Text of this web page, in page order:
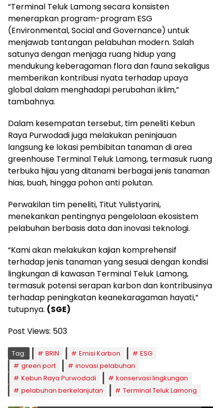
“Terminal Teluk Lamong secara konsisten
menerapkan program-program ESG
(Environmental, Social and Governance) untuk
menjawab tantangan pelabuhan modern. Salah
satunya dengan menjaga ruang hidup yang
mendukung keberagaman flora dan fauna sekaligus
memberikan kontribusi nyata terhadap upaya
global dalam menghadapi perubahan iklim,”
tambahnya.
Dalam kesempatan tersebut, tim peneliti Kebun
Raya Purwodadi juga melakukan peninjauan
langsung ke lokasi pembibitan tanaman di area
greenhouse Terminal Teluk Lamong, termasuk ruang
terbuka hijau yang ditanami berbagai jenis tanaman
hias, buah, hingga pohon anti polutan.
Perwakilan tim peneliti, Titut Yulistyarini,
menekankan pentingnya pengelolaan ekosistem
pelabuhan berbasis data dan inovasi teknologi.
“Kami akan melakukan kajian komprehensif
terhadap jenis tanaman yang sesuai dengan kondisi
lingkungan di kawasan Terminal Teluk Lamong,
termasuk potensi serapan karbon dan kontribusinya
terhadap peningkatan keanekaragaman hayati,”
tutupnya. (SGE)
Post Views: 503
Tag: BRIN Emisi Karbon
ESG
green port
inovasi pelabuhan
Kebun Raya Purwodadi
konservasi lingkungan
pelabuhan berkelanjutan
Terminal Teluk Lamong